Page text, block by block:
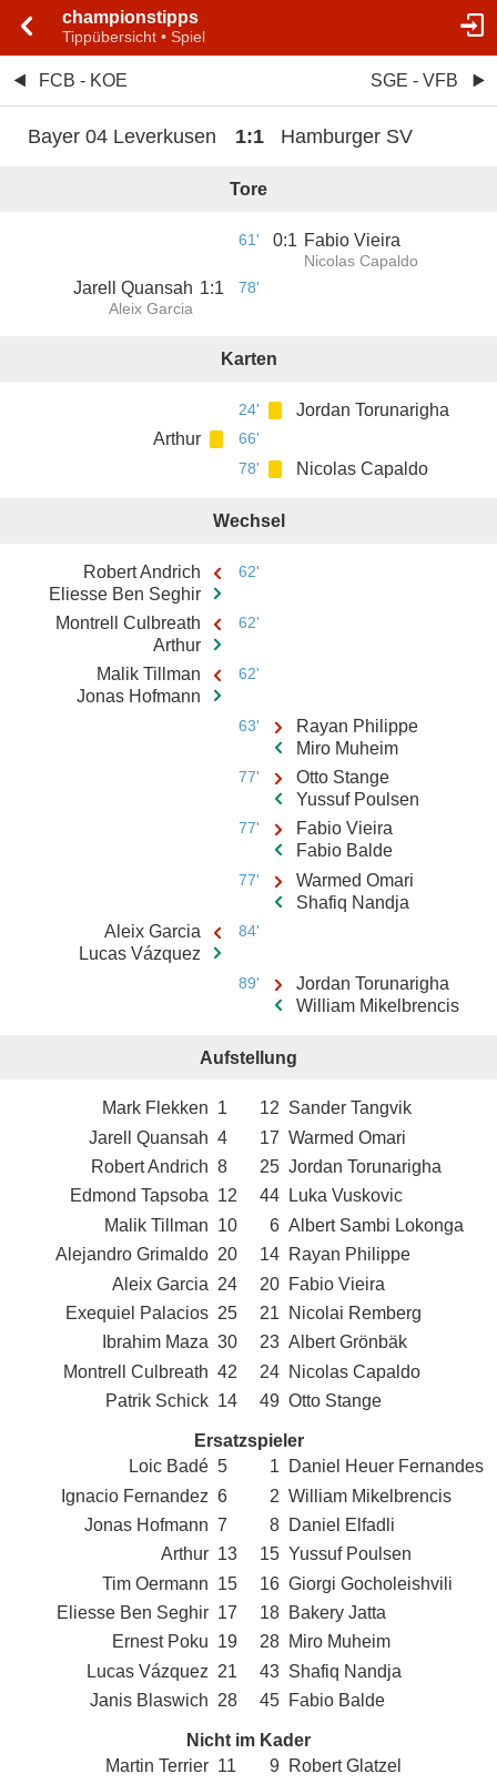
championstipps
Tippübersicht • Spiel
FCB - KOE SGE - VFB
Bayer 04 Leverkusen 1:1 Hamburger SV
Tore
61' 0:1 Fabio Vieira
Nicolas Capaldo
Jarell Quansah
Aleix Garcia
1:1 78'
Karten
24'
Jordan Torunarigha
Arthur
66'
78'
Nicolas Capaldo
Wechsel
Robert Andrich
Eliesse Ben Seghir
62'
Montrell Culbreath
Arthur
62'
Malik Tillman
Jonas Hofmann
62'
63'
Rayan Philippe
Miro Muheim
77'
Otto Stange
Yussuf Poulsen
77'
Fabio Vieira
Fabio Balde
77'
Warmed Omari
Shafiq Nandja
Aleix Garcia
Lucas Vázquez
84'
89'
Jordan Torunarigha
William Mikelbrencis
Aufstellung
Mark Flekken 1 12 Sander Tangvik
Jarell Quansah 4 17 Warmed Omari
Robert Andrich 8 25 Jordan Torunarigha
Edmond Tapsoba 12 44 Luka Vuskovic
Malik Tillman 10 6 Albert Sambi Lokonga
Alejandro Grimaldo 20 14 Rayan Philippe
Aleix Garcia 24 20 Fabio Vieira
Exequiel Palacios 25 21
Nicolai Remberg
Ibrahim Maza 30 23 Albert Grönbäk
Montrell Culbreath 42 24 Nicolas Capaldo
Patrik Schick 14 49 Otto Stange
Ersatzspieler
Loic Badé 5 1
Daniel Heuer Fernandes
Ignacio Fernandez 6 2 William Mikelbrencis
Jonas Hofmann 7 8 Daniel Elfadli
Arthur 13 15 Yussuf Poulsen
Tim Oermann 15 16 Giorgi Gocholeishvili
Eliesse Ben Seghir 17 18 Bakery Jatta
Ernest Poku 19 28 Miro Muheim
Lucas Vázquez 21 43 Shafiq Nandja
Janis Blaswich 28 45 Fabio Balde
Nicht im Kader
Martin Terrier 11 9 Robert Glatzel